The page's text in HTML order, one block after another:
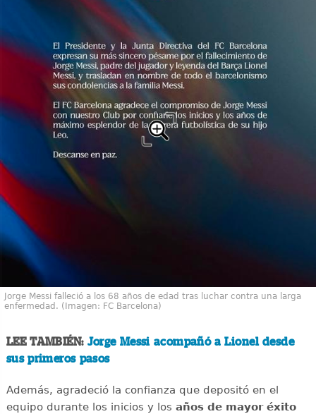
Jorge Messi falleció a los 68 años de edad tras luchar contra una larga
enfermedad. (Imagen: FC Barcelona)
LEE TAMBIÉN: Jorge Messi acompañó a Lionel desde
sus primeros pasos
Además, agradeció la confianza que depositó en el
equipo durante los inicios y los años de mayor éxito